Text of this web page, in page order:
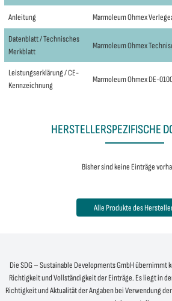
Anleitung Marmoleum Ohmex
Datenblatt / Technisches
Merkblatt
Marmoleum Ohmex
Leistungserklärung / CE-
Kennzeichnung
Marmoleum Ohmex DE-
HERSTELLERSPEZIFISCHE
Bisher sind keine Einträge
Alle Produkte des
Die SDG – Sustainable Developments GmbH übernimmt
Richtigkeit und Vollständigkeit der Einträge. Es liegt in
Richtigkeit und Aktualität der Angaben bei Verwendung